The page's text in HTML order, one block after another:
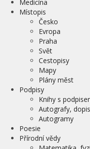
Medicína
Místopis
Česko
Evropa
Praha
Svět
Cestopisy
Mapy
Plány měst
Podpisy
Knihy s
Autografy,
Autogramy
Poesie
Přírodní vědy